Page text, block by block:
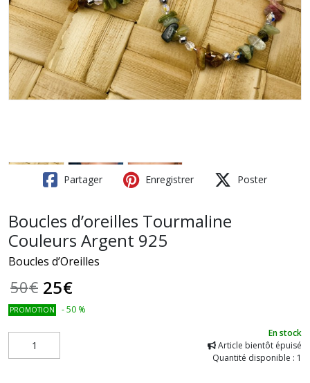
Partager Enregistrer Poster
Boucles d’oreilles Tourmaline
Couleurs Argent 925
Boucles d’Oreilles
50€ 25€
PROMOTION -50 %
En stock
Article bientôt épuisé
Quantité disponible : 1